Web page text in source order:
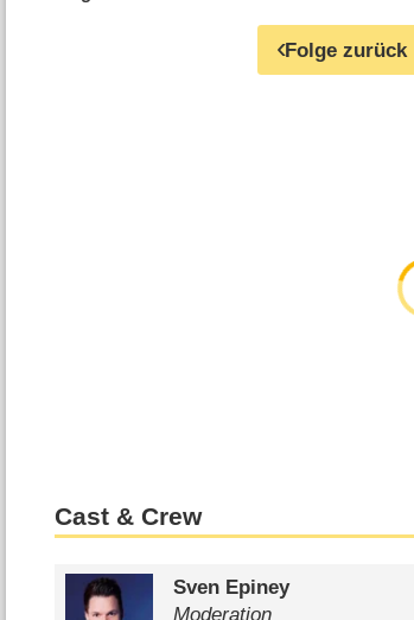
Folge zurück
Cast & Crew
Sven Epiney
Moderation